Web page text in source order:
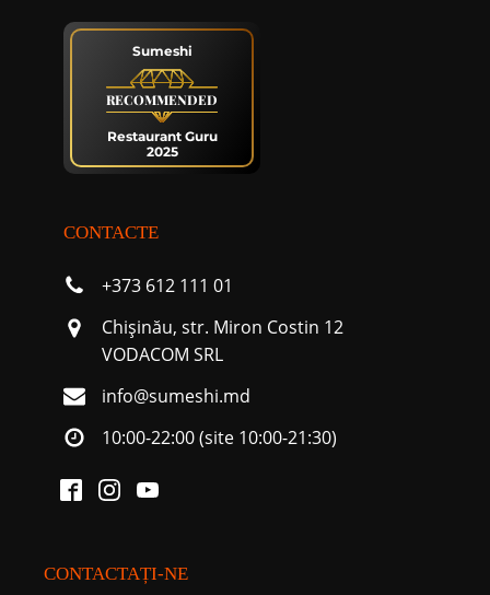
Sumeshi
RECOMMENDED
Restaurant Guru
2025
CONTACTE
+373 612 111 01
Chişinău, str. Miron Costin 12
VODACOM SRL
info@sumeshi.md
10:00-22:00 (site 10:00-21:30)
CONTACTAȚI-NE